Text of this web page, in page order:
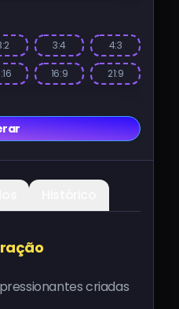
3:4 4:3
16:9 21:9
criadas